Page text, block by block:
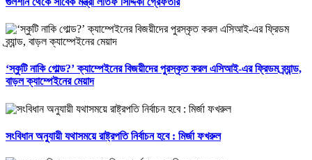
‘স্কুটি নাকি গোল্ড?’ ক্যাম্পেইনের বিজয়ীদের পুরস্কৃত করল এসিআই-এর ফ্রিডম ব্র্যান্ড,
বাড়ল ক্যাম্পেইনের মেয়াদ
সংবিধান অনুযায়ী যথাসময়ে রাষ্ট্রপতি নির্বাচন হবে : মির্জা ফখরুল